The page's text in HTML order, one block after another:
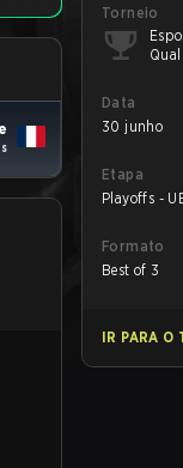
Torneio
Data
30 junho
Etapa
Playoffs -
Formato
Best of 3
IR PARA O